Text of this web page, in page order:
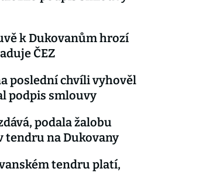
k Dukovanům hrozí
ČEZ
poslední chvíli vyhověl
podpis smlouvy
podala žalobu
na Dukovany
tendru platí,